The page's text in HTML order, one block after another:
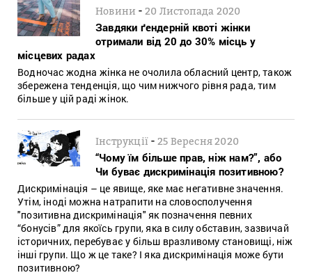
Новини -20 Листопада 2020
Завдяки ґендерній квоті жінки
отримали від 20 до 30% місць у
місцевих радах
Водночас жодна жінка не очолила обласний центр, також
збережена тенденція, що чим нижчого рівня рада, тим
більше у цій раді жінок.
Інструкції - 25 Вересня 2020
“Чому їм більше прав, ніж нам?”, або
Чи буває дискримінація позитивною?
Дискримінація – це явище, яке має негативне значення.
Утім, іноді можна натрапити на словосполучення
"позитивна дискримінація" як позначення певних
“бонусів” для якоїсь групи, яка в силу обставин, зазвичай
історичних, перебуває у більш вразливому становищі, ніж
інші групи. Що ж це таке? І яка дискримінація може бути
позитивною?